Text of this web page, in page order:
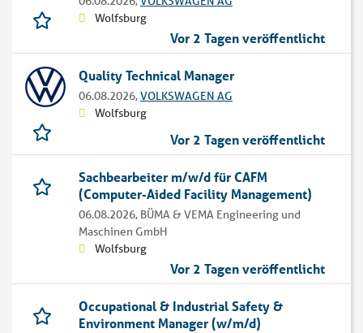
Wolfsburg
Vor 2 Tagen veröffentlicht
Quality Technical Manager
06.08.2026,VOLKSWAGEN AG
Wolfsburg
Vor 2 Tagen veröffentlicht
Sachbearbeiter m/w/d für CAFM
(Computer-Aided Facility Management)
06.08.2026, BÜMA & VEMA Engineering und
Maschinen GmbH
Wolfsburg
Vor 2 Tagen veröffentlicht
Occupational & Industrial Safety &
Environment Manager (w/m/d)